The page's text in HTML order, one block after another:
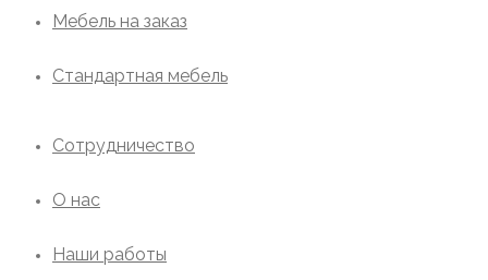
Мебель на заказ
Стандартная мебель
Сотрудничество
О нас
Наши работы